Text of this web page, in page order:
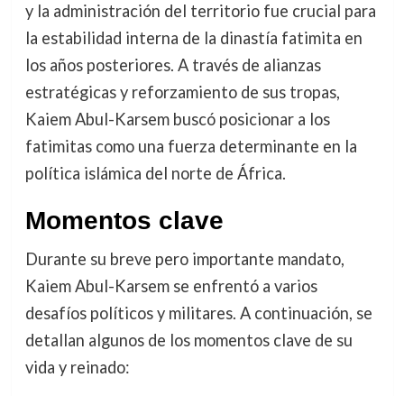
y la administración del territorio fue crucial para
la estabilidad interna de la dinastía fatimita en
los años posteriores. A través de alianzas
estratégicas y reforzamiento de sus tropas,
Kaiem Abul-Karsem buscó posicionar a los
fatimitas como una fuerza determinante en la
política islámica del norte de África.
Momentos clave
Durante su breve pero importante mandato,
Kaiem Abul-Karsem se enfrentó a varios
desafíos políticos y militares. A continuación, se
detallan algunos de los momentos clave de su
vida y reinado: